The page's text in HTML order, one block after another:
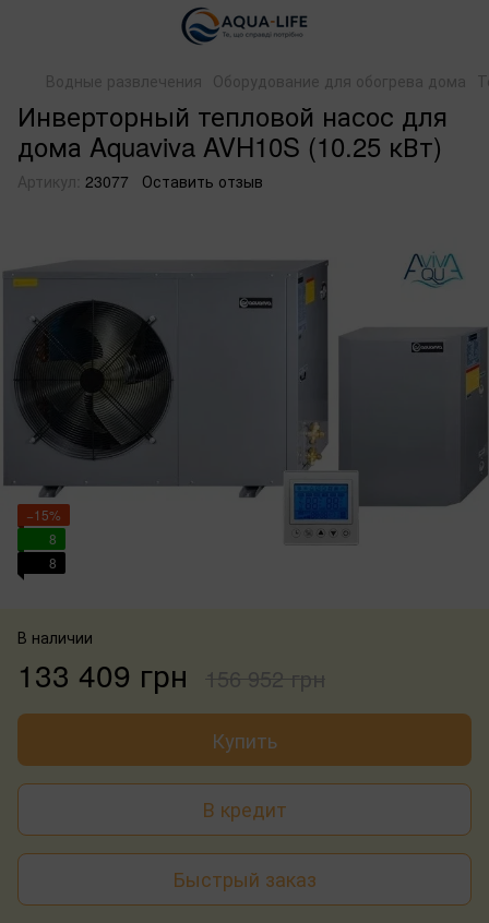
Водные развлечения Оборудование для обогрева дома
Инверторный тепловой насос для
дома Aquaviva AVH10S (10.25 кВт)
Артикул: 23077 Оставить отзыв
−15%
8
8
В наличии
133 409 грн 156 952 грн
Купить
В кредит
Быстрый заказ